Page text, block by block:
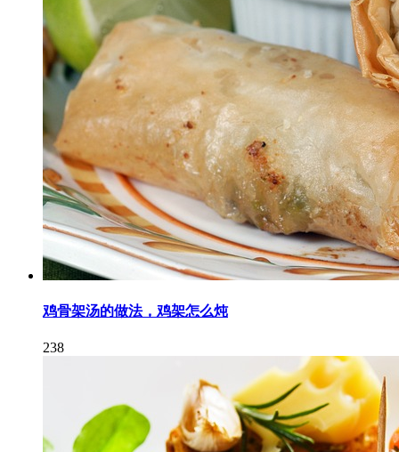
鸡骨架汤的做法，鸡架怎么炖
238